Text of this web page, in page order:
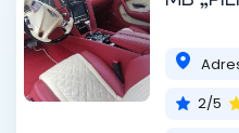
2/5